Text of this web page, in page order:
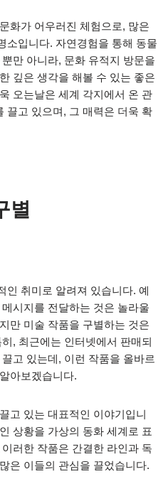
화가 어우러진 체험으로, 많은
소입니다. 자연경험을 통해 동물
만 아니라, 문화 유적지 방문을
깊은 생각을 해볼 수 있는 좋은
오는날은 세계 각지에서 온 관
끌고 있으며, 그 매력은 더욱 확
별
인 취미로 알려져 있습니다. 예
시지를 전달하는 것은 놀라울
만 미술 작품을 구별하는 것은
, 최근에는 인터넷에서 판매되
고 있는데, 이런 작품을 올바르
아보겠습니다.
고 있는 대표적인 이야기입니
상황을 가상의 동화 세계로 표
러한 작품은 간결한 라인과 독
은 이들의 관심을 끌었습니다.